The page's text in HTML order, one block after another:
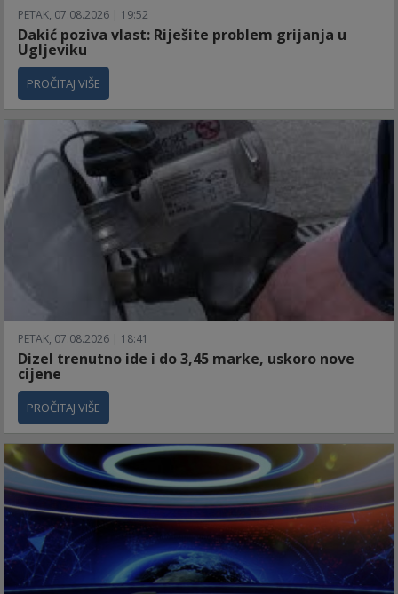
PETAK, 07.08.2026 | 19:52
Dakić poziva vlast: Riješite problem grijanja u
Ugljeviku
PROČITAJ VIŠE
PETAK, 07.08.2026 | 18:41
Dizel trenutno ide i do 3,45 marke, uskoro nove
cijene
PROČITAJ VIŠE